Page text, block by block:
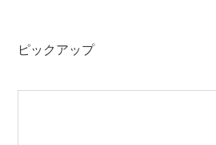
ピックアップ